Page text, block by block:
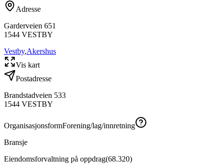
Adresse
Garderveien 651
1544 VESTBY
Vestby,Akershus
Vis kart
Postadresse
Brandstadveien 533
1544 VESTBY
OrganisasjonsformForening/lag/innretning
Bransje
Eiendomsforvaltning på oppdrag(68.320)